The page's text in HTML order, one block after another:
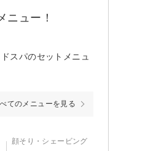
ュー！
スパのセットメニュ
てのメニューを見る
顔そり・シェービング